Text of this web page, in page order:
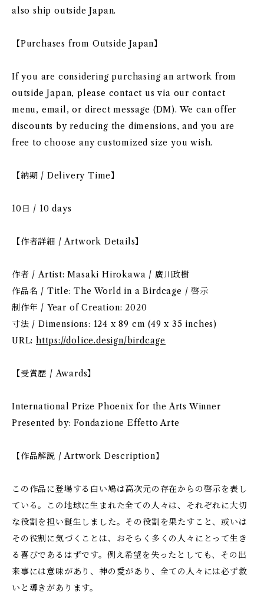
also ship outside Japan.
【Purchases from Outside Japan】
If you are considering purchasing an artwork from
outside Japan, please contact us via our contact
menu, email, or direct message (DM). We can offer
discounts by reducing the dimensions, and you are
free to choose any customized size you wish.
【納期 / Delivery Time】
10日 / 10 days
【作者詳細 / Artwork Details】
作者 / Artist: Masaki Hirokawa / 廣川政樹
作品名 / Title: The World in a Birdcage / 啓示
制作年 / Year of Creation: 2020
寸法 / Dimensions: 124 x 89 cm (49 x 35 inches)
URL: https://dolice.design/birdcage
【受賞歴 / Awards】
International Prize Phoenix for the Arts Winner
Presented by: Fondazione Effetto Arte
【作品解説 / Artwork Description】
この作品に登場する白い鳩は高次元の存在からの啓示を表し
ている。この地球に生まれた全ての人々は、それぞれに大切
な役割を担い誕生しました。その役割を果たすこと、或いは
その役割に気づくことは、おそらく多くの人々にとって生き
る喜びであるはずです。例え希望を失ったとしても、その出
来事には意味があり、神の愛があり、全ての人々には必ず救
いと導きがあります。